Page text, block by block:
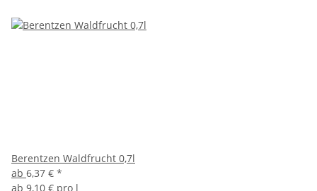
Berentzen Waldfrucht 0,7l
ab 6,37 € *
ab 9,10 € pro l